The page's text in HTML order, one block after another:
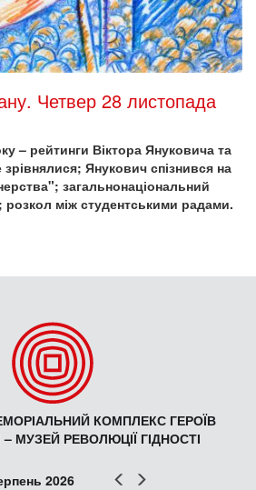
Четвер 28 листопада
– рейтинги Віктора Януковича та
Янукович спізнився на
загальнонаціональний
розкол між студентськими радами.
КОМПЛЕКС ГЕРОЇВ
МУЗЕЙ РЕВОЛЮЦІЇ ГІДНОСТІ
Попер
2026